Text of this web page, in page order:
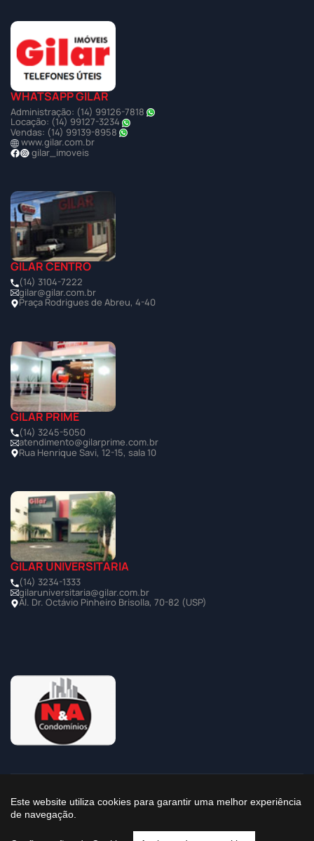
WHATSAPP GILAR
Administração: (14) 99126-7818
Locação: (14) 99127-3234
Vendas: (14) 99139-8958
www.gilar.com.br
gilar_imoveis
GILAR CENTRO
(14) 3104-7222
gilar@gilar.com.br
Praça Rodrigues de Abreu, 4-40
GILAR PRIME
(14) 3245-5050
atendimento@gilarprime.com.br
Rua Henrique Savi, 12-15, sala 10
GILAR UNIVERSITÁRIA
(14) 3234-1333
gilaruniversitaria@gilar.com.br
Al. Dr. Octávio Pinheiro Brisolla, 70-82 (USP)
©2025 Todos os Direitos Reservados à Imobiliária Gilar
Este website utiliza cookies para garantir uma melhor experiência
de navegação.